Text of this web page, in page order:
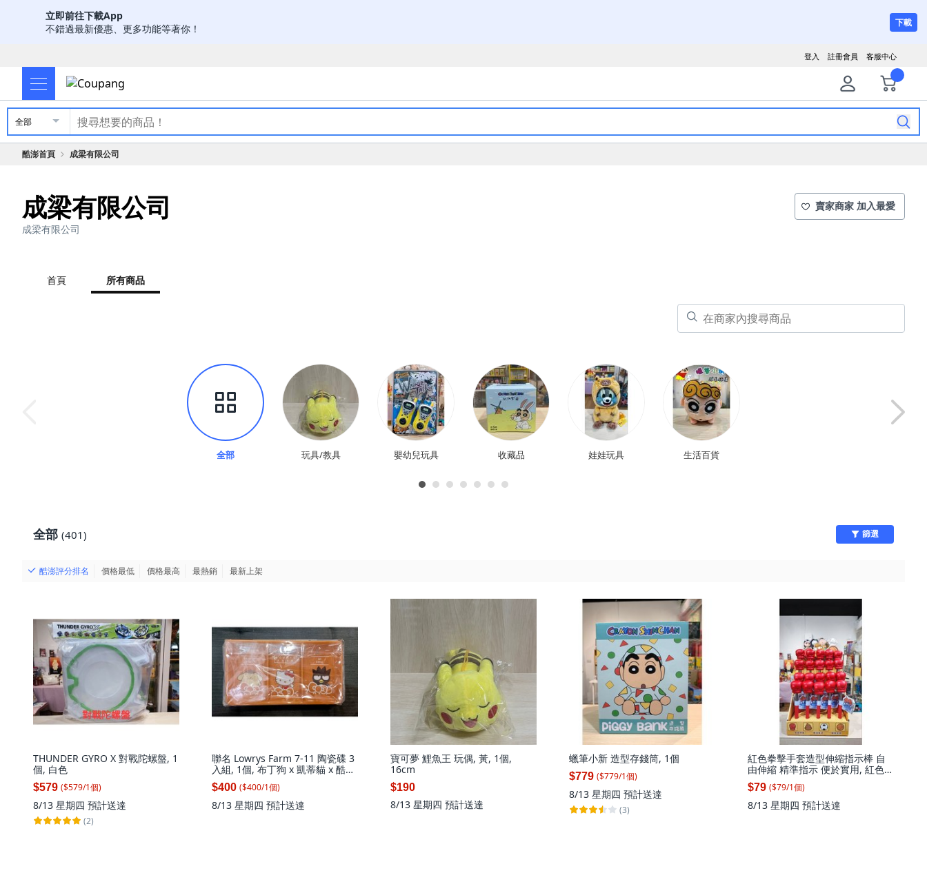
立即前往下載App
不錯過最新優惠、更多功能等著你！
下載
客服中心
註冊會員
登入
全部
酷澎首頁 成梁有限公司
成梁有限公司
成梁有限公司
賣家商家 加入最愛
首頁 所有商品
全部 玩具/教具 嬰幼兒玩具 收藏品 娃娃玩具 生活百貨
全部 (401) 篩選
酷澎評分排名 價格最低 價格最高 最熱銷 最新上架
THUNDER GYRO X 對戰陀螺盤, 1
個, 白色
$579 ($579/1個)
8/13 星期四 預計送達
(2)
聯名 Lowrys Farm 7-11 陶瓷碟 3
入組, 1個, 布丁狗 x 凱蒂貓 x 酷企
鵝
$400 ($400/1個)
8/13 星期四 預計送達
寶可夢 鯉魚王 玩偶, 黃, 1個,
16cm
$190
8/13 星期四 預計送達
蠟筆小新 造型存錢筒, 1個
$779 ($779/1個)
8/13 星期四 預計送達
(3)
紅色拳擊手套造型伸縮指示棒 自
由伸縮 精準指示 便於實用, 紅色,
1個
$79 ($79/1個)
8/13 星期四 預計送達